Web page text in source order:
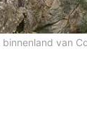
van